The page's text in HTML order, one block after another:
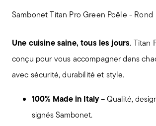
Sambonet Titan Pro Green Poêle - Rond
Une cuisine saine, tous les jours. Titan
conçu pour vous accompagner dans
avec sécurité, durabilité et style.
100% Made in Italy– Qualité,
signés Sambonet.